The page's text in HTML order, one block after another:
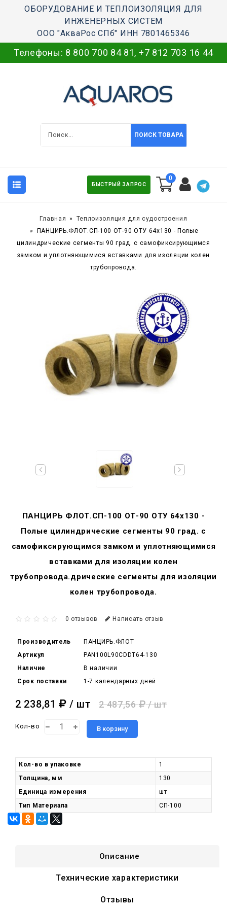
ОБОРУДОВАНИЕ И ТЕПЛОИЗОЛЯЦИЯ ДЛЯ
ИНЖЕНЕРНЫХ СИСТЕМ
ООО "АкваРос СПб" ИНН 7801465346
Телефоны: 8 800 700 84 81, +7 812 703 16 44
ПОИСК ТОВАРА
БЫСТРЫЙ ЗАПРОС
0
Главная
Теплоизоляция для судостроения
ПАНЦИРЬ.ФЛОТ.СП-100 ОТ-90 ОТУ 64x130 - Полые
цилиндрические сегменты 90 град. с самофиксирующимся
замком и уплотняющимися вставками для изоляции колен
трубопровода.
ПАНЦИРЬ ФЛОТ.СП-100 ОТ-90 ОТУ 64x130 -
Полые цилиндрические сегменты 90 град. с
самофиксирующимся замком и уплотняющимися
вставками для изоляции колен
трубопровода.дрические сегменты для изоляции
колен трубопровода.
0 отзывов Написать отзыв
Производитель
ПАНЦИРЬ.ФЛОТ
Артикул
PAN100L90CDDT64-130
Наличие
В наличии
Срок поставки
1-7 календарных дней
2 238,81 / шт 2 487,56 / шт
Кол-во В корзину
Кол-во в упаковке
1
Толщина, мм
130
Единица измерения
шт
Тип Материала
СП-100
Описание
Технические характеристики
Отзывы